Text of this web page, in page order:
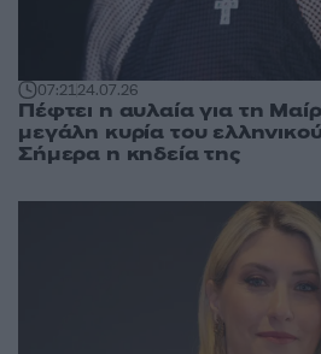
07:2124.07.26
Πέφτει η αυλαία για τη
μεγάλη κυρία του
Σήμερα η κηδεία της